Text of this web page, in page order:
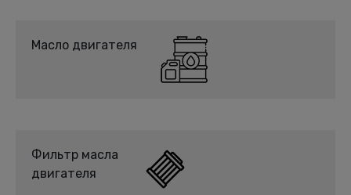
Масло двигателя
Фильтр масла
двигателя